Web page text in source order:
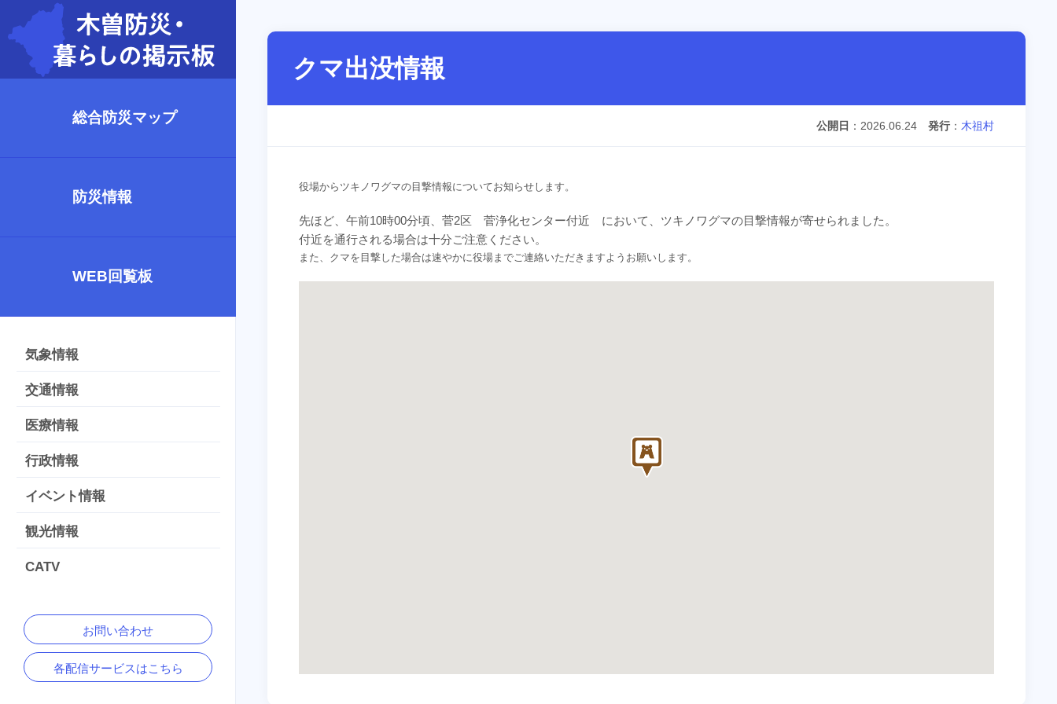
総合防災マップ
防災情報
WEB回覧板
気象情報
交通情報
医療情報
行政情報
イベント情報
観光情報
CATV
お問い合わせ
各配信サービスはこちら
クマ出没情報
公開日 2026.06.24 発行 木祖村
役場からツキノワグマの目撃情報についてお知らせします。
先ほど、午前10時00分頃、菅2区 菅浄化センター付近 において、ツキノワグマの目撃情報が寄せられました。
付近を通行される場合は十分ご注意ください。
また、クマを目撃した場合は速やかに役場までご連絡いただきますようお願いします。